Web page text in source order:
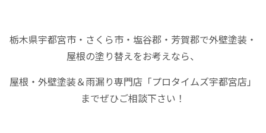
栃木県宇都宮市・さくら市・塩谷郡・芳賀郡で外壁塗装・
屋根の塗り替えをお考えなら、
屋根・外壁塗装＆雨漏り専門店「プロタイムズ宇都宮店」
までぜひご相談下さい！